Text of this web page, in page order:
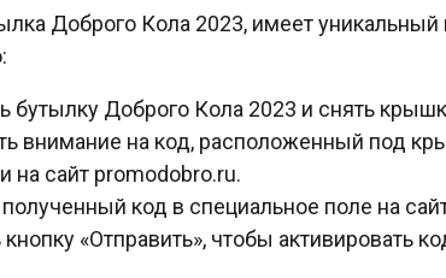
Доброго Кола 2023, имеет
бутылку Доброго Кола 2023 и снять
внимание на код, расположенный под
на сайт promodobro.ru.
код в специальное поле на
«Отправить», чтобы активировать